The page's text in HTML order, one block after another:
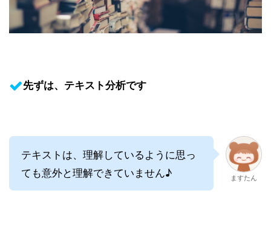
先ずは、テキスト分析です
テキストは、理解しているように思っ
ても意外と理解できていません♪
ますたん